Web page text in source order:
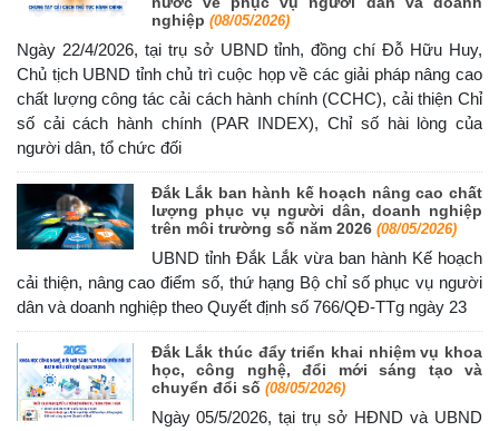
nghiệp (08/05/2026)
Ngày 22/4/2026, tại trụ sở UBND tỉnh, đồng chí Đỗ Hữu Huy,
Chủ tịch UBND tỉnh chủ trì cuộc họp về các giải pháp nâng cao
chất lượng công tác cải cách hành chính (CCHC), cải thiện Chỉ
số cải cách hành chính (PAR INDEX), Chỉ số hài lòng của
người dân, tổ chức đối
Đắk Lắk ban hành kế hoạch nâng cao chất
lượng phục vụ người dân, doanh nghiệp
trên môi trường số năm 2026 (08/05/2026)
UBND tỉnh Đắk Lắk vừa ban hành Kế hoạch
cải thiện, nâng cao điểm số, thứ hạng Bộ chỉ số phục vụ người
dân và doanh nghiệp theo Quyết định số 766/QĐ-TTg ngày 23
Đắk Lắk thúc đẩy triển khai nhiệm vụ khoa
học, công nghệ, đổi mới sáng tạo và
chuyển đổi số (08/05/2026)
Ngày 05/5/2026, tại trụ sở HĐND và UBND